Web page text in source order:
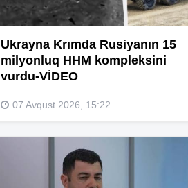
Ukrayna Krımda Rusiyanın 15
milyonluq HHM kompleksini
vurdu-VİDEO
07 Avqust 2026, 15:22